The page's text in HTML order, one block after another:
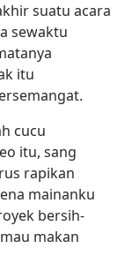
suatu acara
sewaktu
itu
cucu
itu, sang
rapikan
mainanku
bersih-
makan